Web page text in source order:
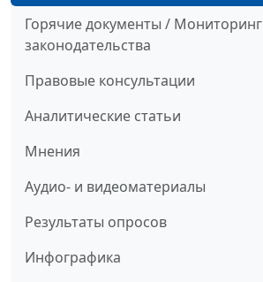
Горячие документы / Мониторинг
законодательства
Правовые консультации
Аналитические статьи
Мнения
Аудио- и видеоматериалы
Результаты опросов
Инфографика